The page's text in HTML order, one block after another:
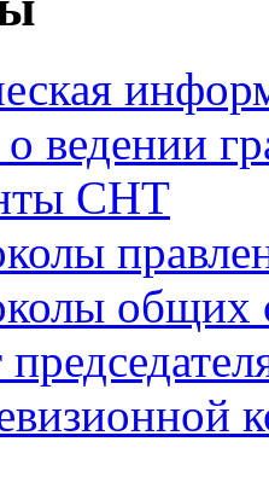
о ведении
СНТ
общих